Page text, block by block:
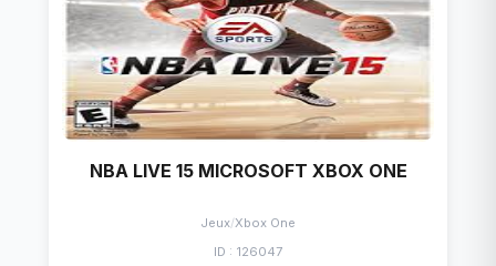
NBA LIVE 15 MICROSOFT XBOX ONE
Jeux/Xbox One
ID : 126047